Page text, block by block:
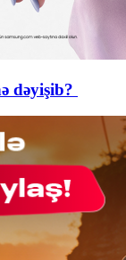
dəyişib?